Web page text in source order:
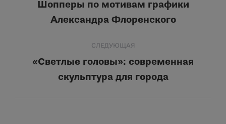
записям
Предыдущая
запись:
Шопперы по мотивам графики
Александра Флоренского
СЛЕДУЮЩАЯ
Следующая
запись:
«Светлые головы»: современная
скульптура для города